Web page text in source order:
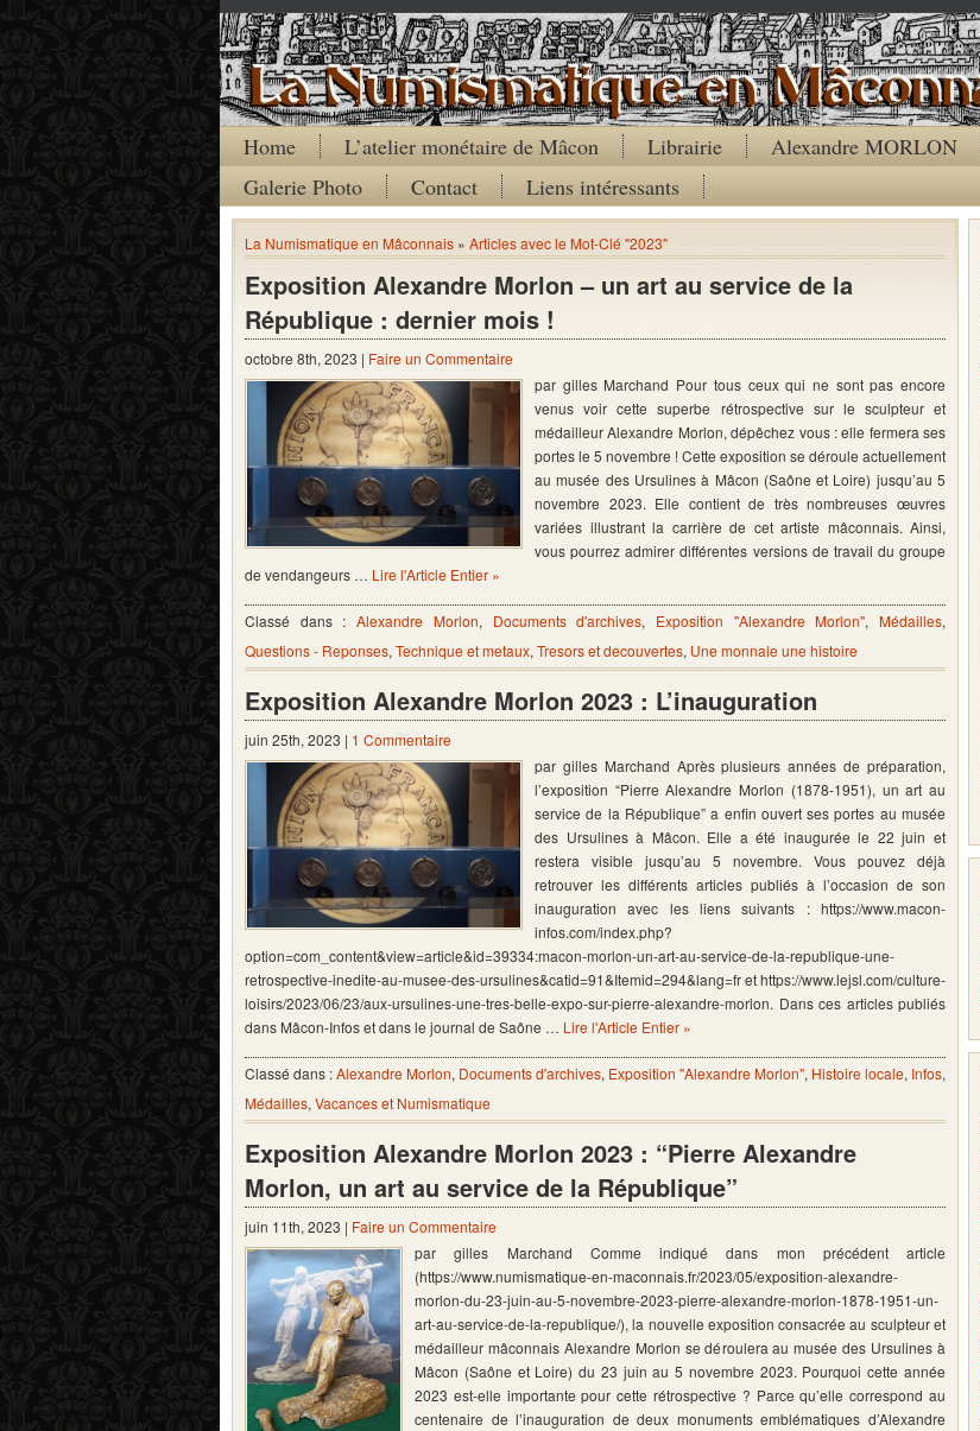
Home L’atelier monétaire de Mâcon Librairie
Alexandre MORLON
Galerie Photo
Contact Liens intéressants
La Numismatique en Mâconnais » Articles avec le Mot-Clé "2023"
Exposition Alexandre Morlon – un art au service de la
République : dernier mois !
octobre 8th, 2023 | Faire un Commentaire
par gilles Marchand Pour tous ceux qui ne sont pas encore
venus voir cette superbe rétrospective sur le sculpteur et
médailleur Alexandre Morlon, dépêchez vous : elle fermera ses
portes le 5 novembre ! Cette exposition se déroule actuellement
au musée des Ursulines à Mâcon (Saône et Loire) jusqu’au 5
novembre 2023. Elle contient de très nombreuses œuvres
variées illustrant la carrière de cet artiste mâconnais. Ainsi,
vous pourrez admirer différentes versions de travail du groupe
de vendangeurs … Lire l'Article Entier »
Classé dans :Alexandre Morlon, Documents d'archives, Exposition "Alexandre Morlon",Médailles,
Questions - Reponses, Technique et metaux, Tresors et decouvertes, Une monnaie une histoire
Exposition Alexandre Morlon 2023 : L’inauguration
juin 25th, 2023 | 1 Commentaire
par gilles Marchand Après plusieurs années de préparation,
l’exposition “Pierre Alexandre Morlon (1878-1951), un art au
service de la République” a enfin ouvert ses portes au musée
des Ursulines à Mâcon. Elle a été inaugurée le 22 juin et
restera visible jusqu’au 5 novembre. Vous pouvez déjà
retrouver les différents articles publiés à l’occasion de son
inauguration avec les liens suivants : https://www.macon-
infos.com/index.php?
option=com_content&view=article&id=39334:macon-morlon-un-art-au-service-de-la-republique-une-
retrospective-inedite-au-musee-des-ursulines&catid=91&Itemid=294&lang=fr et https://www.lejsl.com/culture-
loisirs/2023/06/23/aux-ursulines-une-tres-belle-expo-sur-pierre-alexandre-morlon. Dans ces articles publiés
dans Mâcon-Infos et dans le journal de Saône … Lire l'Article Entier »
Classé dans :Alexandre Morlon, Documents d'archives, Exposition "Alexandre Morlon", Histoire locale, Infos,
Médailles, Vacances et Numismatique
Exposition Alexandre Morlon 2023 : “Pierre Alexandre
Morlon, un art au service de la République”
juin 11th, 2023 | Faire un Commentaire
par gilles Marchand Comme indiqué dans mon précédent article
(https://www.numismatique-en-maconnais.fr/2023/05/exposition-alexandre-
morlon-du-23-juin-au-5-novembre-2023-pierre-alexandre-morlon-1878-1951-un-
art-au-service-de-la-republique/), la nouvelle exposition consacrée au sculpteur et
médailleur mâconnais Alexandre Morlon se déroulera au musée des Ursulines à
Mâcon (Saône et Loire) du 23 juin au 5 novembre 2023. Pourquoi cette année
2023 est-elle importante pour cette rétrospective ? Parce qu’elle correspond au
centenaire de l’inauguration de deux monuments emblématiques d’Alexandre